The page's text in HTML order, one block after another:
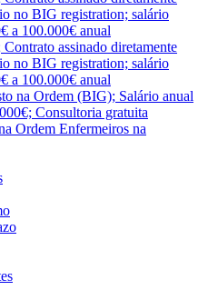
no BIG registration; salário
a 100.000€ anual
assinado diretamente
no BIG registration; salário
a 100.000€ anual
na Ordem (BIG); Salário anual
Consultoria gratuita
Ordem Enfermeiros na